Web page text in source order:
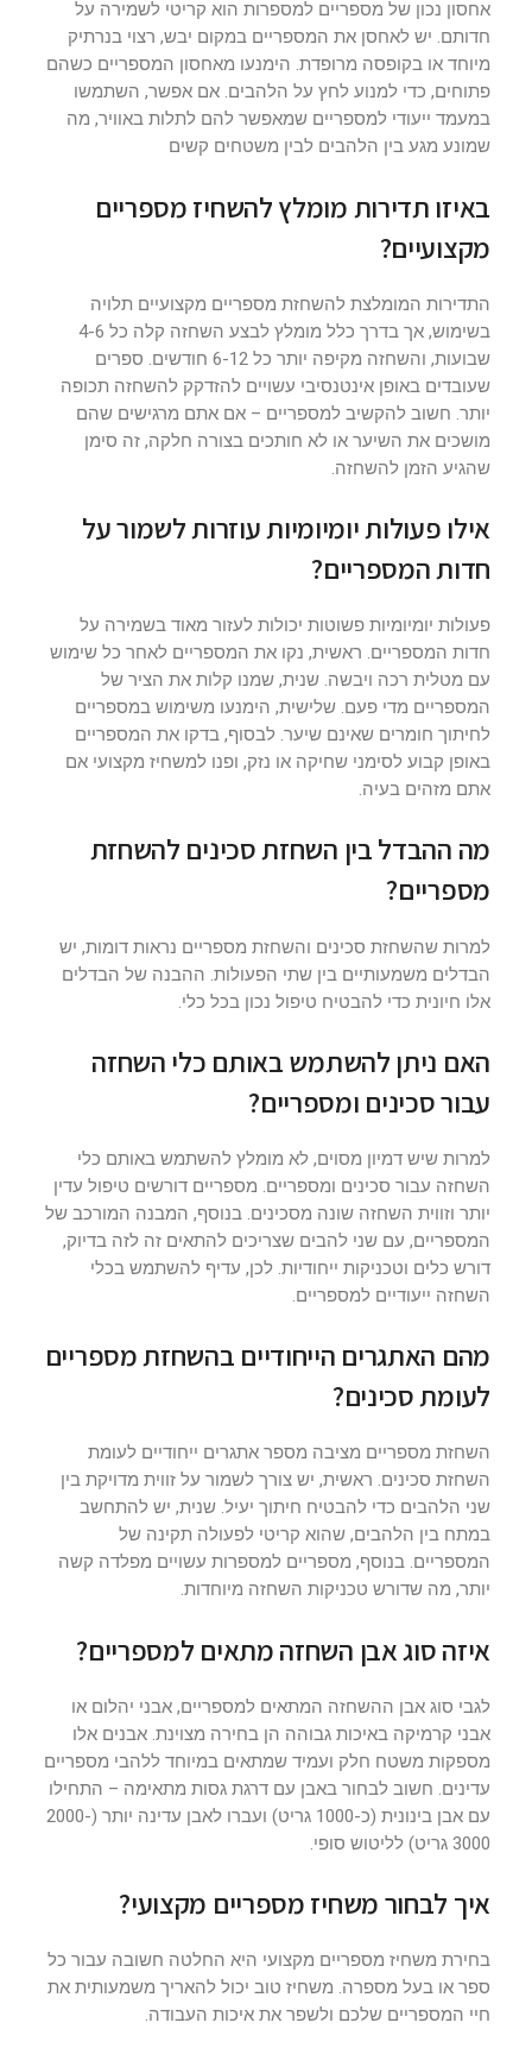
אחסון נכון של מספריים למספרות הוא קריטי לשמירה על
חדותם. יש לאחסן את המספריים במקום יבש, רצוי בנרתיק
מיוחד או בקופסה מרופדת. הימנעו מאחסון המספריים כשהם
פתוחים, כדי למנוע לחץ על הלהבים. אם אפשר, השתמשו
במעמד ייעודי למספריים שמאפשר להם לתלות באוויר, מה
שמונע מגע בין הלהבים לבין משטחים קשים
באיזו תדירות מומלץ להשחיז מספריים
מקצועיים?
התדירות המומלצת להשחזת מספריים מקצועיים תלויה
בשימוש, אך בדרך כלל מומלץ לבצע השחזה קלה כל 4-6
שבועות, והשחזה מקיפה יותר כל 6-12 חודשים. ספרים
שעובדים באופן אינטנסיבי עשויים להזדקק להשחזה תכופה
יותר. חשוב להקשיב למספריים – אם אתם מרגישים שהם
מושכים את השיער או לא חותכים בצורה חלקה, זה סימן
שהגיע הזמן להשחזה.
אילו פעולות יומיומיות עוזרות לשמור על
חדות המספריים?
פעולות יומיומיות פשוטות יכולות לעזור מאוד בשמירה על
חדות המספריים. ראשית, נקו את המספריים לאחר כל שימוש
עם מטלית רכה ויבשה. שנית, שמנו קלות את הציר של
המספריים מדי פעם. שלישית, הימנעו משימוש במספריים
לחיתוך חומרים שאינם שיער. לבסוף, בדקו את המספריים
באופן קבוע לסימני שחיקה או נזק, ופנו למשחיז מקצועי אם
אתם מזהים בעיה.
מה ההבדל בין השחזת סכינים להשחזת
מספריים?
למרות שהשחזת סכינים והשחזת מספריים נראות דומות, יש
הבדלים משמעותיים בין שתי הפעולות. ההבנה של הבדלים
אלו חיונית כדי להבטיח טיפול נכון בכל כלי.
האם ניתן להשתמש באותם כלי השחזה
עבור סכינים ומספריים?
למרות שיש דמיון מסוים, לא מומלץ להשתמש באותם כלי
השחזה עבור סכינים ומספריים. מספריים דורשים טיפול עדין
יותר וזווית השחזה שונה מסכינים. בנוסף, המבנה המורכב של
המספריים, עם שני להבים שצריכים להתאים זה לזה בדיוק,
דורש כלים וטכניקות ייחודיות. לכן, עדיף להשתמש בכלי
השחזה ייעודיים למספריים.
מהם האתגרים הייחודיים בהשחזת מספריים
לעומת סכינים?
השחזת מספריים מציבה מספר אתגרים ייחודיים לעומת
השחזת סכינים. ראשית, יש צורך לשמור על זווית מדויקת בין
שני הלהבים כדי להבטיח חיתוך יעיל. שנית, יש להתחשב
במתח בין הלהבים, שהוא קריטי לפעולה תקינה של
המספריים. בנוסף, מספריים למספרות עשויים מפלדה קשה
יותר, מה שדורש טכניקות השחזה מיוחדות.
איזה סוג אבן השחזה מתאים למספריים?
לגבי סוג אבן ההשחזה המתאים למספריים, אבני יהלום או
אבני קרמיקה באיכות גבוהה הן בחירה מצוינת. אבנים אלו
מספקות משטח חלק ועמיד שמתאים במיוחד ללהבי מספריים
עדינים. חשוב לבחור באבן עם דרגת גסות מתאימה – התחילו
עם אבן בינונית (כ-1000 גריט) ועברו לאבן עדינה יותר (2000-
3000 גריט) לליטוש סופי.
איך לבחור משחיז מספריים מקצועי?
בחירת משחיז מספריים מקצועי היא החלטה חשובה עבור כל
ספר או בעל מספרה. משחיז טוב יכול להאריך משמעותית את
חיי המספריים שלכם ולשפר את איכות העבודה.